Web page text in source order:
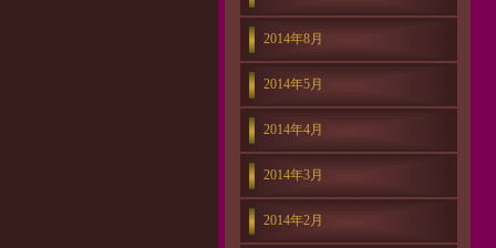
2014年8月
2014年5月
2014年4月
2014年3月
2014年2月